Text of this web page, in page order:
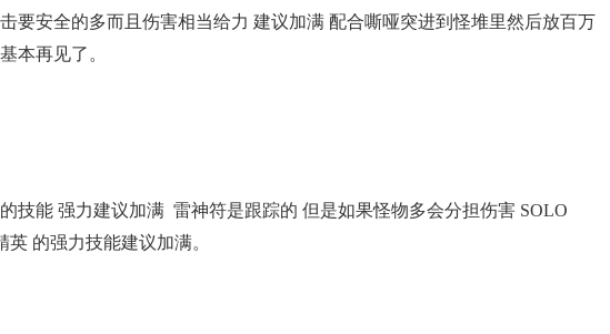
要安全的多而且伤害相当给力 建议加满 配合嘶哑突进到怪堆里然后放百万
本再见了。
技能 强力建议加满 雷神符是跟踪的 但是如果怪物多会分担伤害 SOLO
英 的强力技能建议加满。